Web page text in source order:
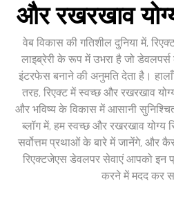
और रखरखाव
वेब विकास की गतिशील दुनिया में,
लाइब्रेरी के रूप में उभरा है जो
इंटरफेस बनाने की अनुमति देता है।
तरह, रिएक्ट में स्वच्छ और रखरखाव
और भविष्य के विकास में आसानी
ब्लॉग में, हम स्वच्छ और रखरखाव
सर्वोत्तम प्रथाओं के बारे में जानेंगे, और
रिएक्टजेएस डेवलपर सेवाएं आपको इन
करने में मदद कर